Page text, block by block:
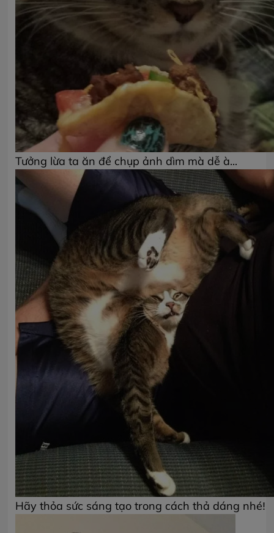
Tưởng lừa ta ăn để chụp ảnh dìm mà dễ à...
Hãy thỏa sức sáng tạo trong cách thả dáng nhé!